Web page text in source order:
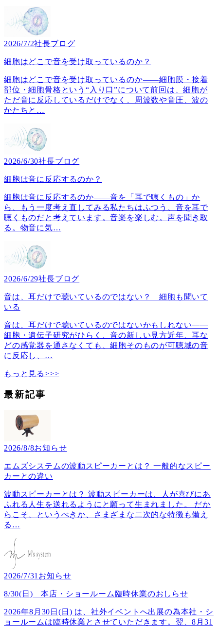
2026/7/2社長ブログ
細胞はどこで音を受け取っているのか？
細胞はどこで音を受け取っているのか――細胞膜・接着
部位・細胞骨格という“入り口”について前回は、細胞が
ただ音に反応しているだけでなく、周波数や音圧、波の
かたちと …
2026/6/30社長ブログ
細胞は音に反応するのか？
細胞は音に反応するのか――音を「耳で聴くもの」か
ら、もう一度考え直してみる私たちはふつう、音を耳で
聴くものだと考えています。音楽を楽しむ。声を聞き取
る。物音に気…
2026/6/29社長ブログ
音は、耳だけで聴いているのではない？ 細胞も聞いて
いる
音は、耳だけで聴いているのではないかもしれない――
細胞・遺伝子研究がひらく、音の新しい見方近年、耳な
どの感覚器を通さなくても、細胞そのものが可聴域の音
に反応し、 …
もっと見る>>>
最新記事
2026/8/8お知らせ
エムズシステムの波動スピーカーとは？ 一般的なスピー
カーとの違い
波動スピーカーとは？ 波動スピーカーは、人が喜びにあ
ふれる人生を送れるようにと願って生まれました。 だか
らこそ、というべきか、さまざまな二次的な特徴も備え
る …
2026/7/31 お知らせ
8/30(日) 本店・ショールーム臨時休業のおしらせ
2026年8月30日(日) は、社外イベントへ出展の為本社・シ
ョールームは臨時休業とさせていただきます。翌、8月31